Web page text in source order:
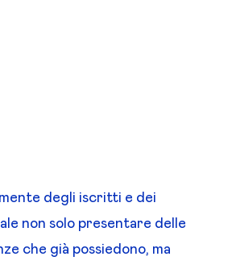
degli iscritti e dei
non solo presentare delle
che già possiedono, ma